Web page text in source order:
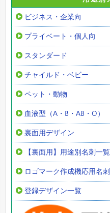
ビジネス・企業向
プライベート・個人向
スタンダード
チャイルド・ベビー
ペット・動物
血液型（A・B・AB・O）
裏面用デザイン
【裏面用】用途別名刺一覧
ロゴマーク作成機応用名刺
登録デザイン一覧